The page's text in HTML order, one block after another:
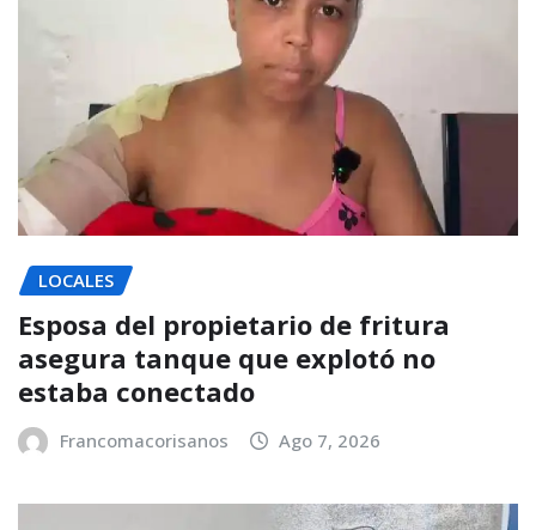
LOCALES
Esposa del propietario de fritura
asegura tanque que explotó no
estaba conectado
Francomacorisanos Ago 7, 2026